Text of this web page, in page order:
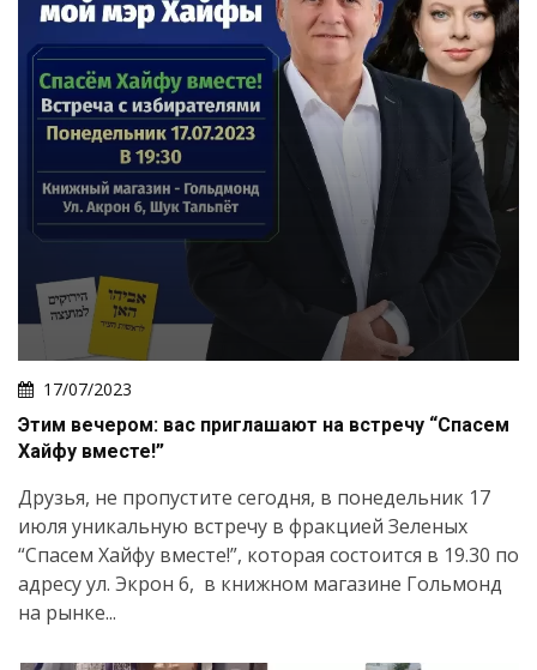
17/07/2023
Этим вечером: вас приглашают на встречу “Спасем
Хайфу вместе!”
Друзья, не пропустите сегодня, в понедельник 17
июля уникальную встречу в фракцией Зеленых
“Спасем Хайфу вместе!”, которая состоится в 19.30 по
адресу ул. Экрон 6, в книжном магазине Гольмонд
на рынке...